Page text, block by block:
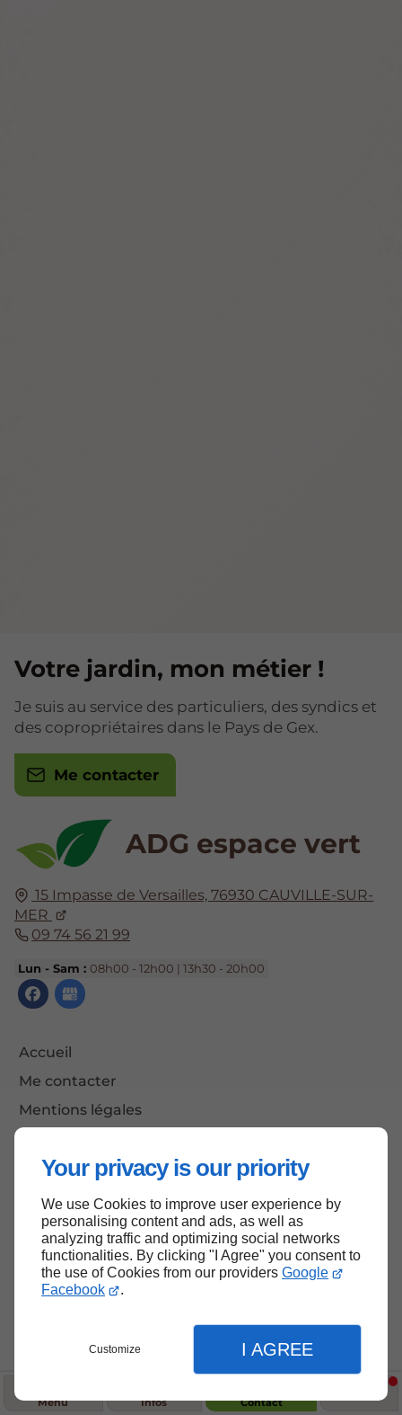
Your privacy is our priority
We use Cookies to improve user experience by
personalising content and ads, as well as
analyzing traffic and optimizing social networks
functionalities. By clicking "I Agree" you consent to
the use of Cookies from our providers Google
Facebook
.
Customize I AGREE
Menu Infos Contact
ADG espace vert
15 Impasse de Versailles,76930 CAUVILLE-SUR-
MER
09 74 56 21 99
Lun - Sam : 08h00 - 12h00 | 13h30 - 20h00
Accueil
Me contacter
Mentions légales
Votre jardin, mon métier !
Je suis au service des particuliers, des syndics et
des copropriétaires dans le Pays de Gex.
Me contacter
Haut de page